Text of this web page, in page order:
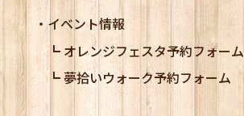
イベント情報
オレンジフェスタ予約フォーム
夢拾いウォーク予約フォーム